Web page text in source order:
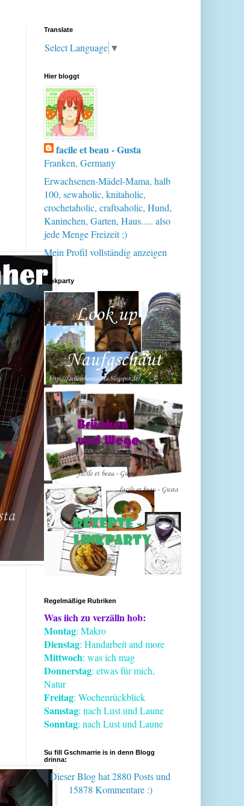
Translate
Select Language ▼
Hier bloggt
facile et beau - Gusta
Franken, Germany
Erwachsenen-Mädel-Mama, halb
100, sewaholic, knitaholic,
crochetaholic, craftsaholic, Hund,
Kaninchen, Garten, Haus..... also
jede Menge Freizeit ;)
Mein Profil vollständig anzeigen
Linkparty
Regelmäßige Rubriken
Was iich zu verzälln hob:
Montag: Makro
Dienstag: Handarbeit and more
Mittwoch: was ich mag
Donnerstag: etwas für mich,
Natur
Freitag: Wochenrückblick
Samstag: nach Lust und Laune
Sonntag: nach Lust und Laune
Su fill Gschmarrie is in denn Blogg
drinna:
Dieser Blog hat 2880 Postsund
15878 Kommentare :)